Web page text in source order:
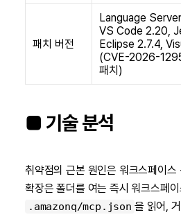
패치 버전
Language
VS Code 2.20,
Eclipse 2.7.4,
(CVE-2026-
패치)
■ 기술 분석
취약점의 근본 원인은 워크스페이스
확장은 폴더를 여는 즉시 워크스페이
.amazonq/mcp.json 을 읽어,